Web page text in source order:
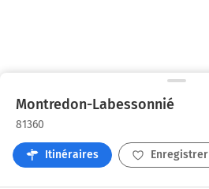
Montredon-Labessonnié
81360
Itinéraires Enregistrer